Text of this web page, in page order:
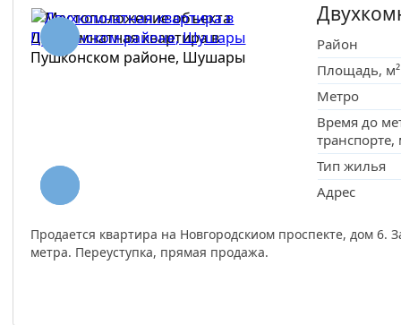
Район
Площадь, м²
Метро
Время до
Тип жилья
Адрес
Продается квартира на Новгородскиом проспекте, дом 6.
метра. Переуступка, прямая продажа.